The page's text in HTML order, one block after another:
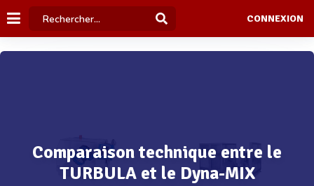
CONNEXION
Comparaison technique entre le
TURBULA et le Dyna-MIX